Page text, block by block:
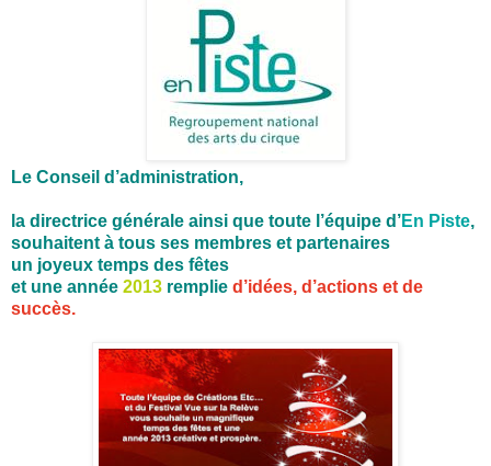
Le Conseil d’administration,
la directrice générale ainsi que toute l’équipe d’En Piste,
souhaitent à tous ses membres et partenaires
un joyeux temps des fêtes
et une année 2013 remplie d’idées, d’actions et de
succès.